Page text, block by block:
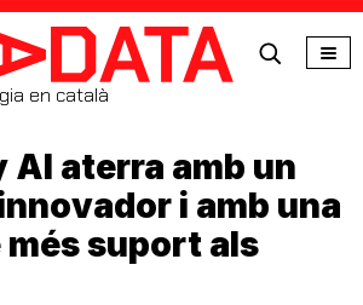
en català
AI aterra amb un
i amb una
suport als